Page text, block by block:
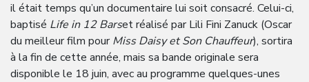
il était temps qu’un documentaire lui soit consacré. Celui-ci,
baptisé Life in 12 Barset réalisé par Lili Fini Zanuck (Oscar
du meilleur film pourMiss Daisy et Son Chauffeur), sortira
à la fin de cette année, mais sa bande originale sera
disponible le 18 juin, avec au programme quelques-unes